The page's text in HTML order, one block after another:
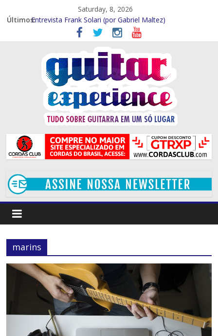
Saturday, 8, 2026
Últimos:Entrevista – Kiko Shred (Por Gabriel Maltez)
Entrevista Frank Solari (por Gabriel Maltez)
GTR EXP Entrevista – Marcelo Souza (por Gabriel Maltez)
GTR EXP – Entrevista Rod Rodrigues (Por Rafael Ferraz)
GTR EXP Entrevista – Mithi Garcia (Por Rafael Ferraz)
marins